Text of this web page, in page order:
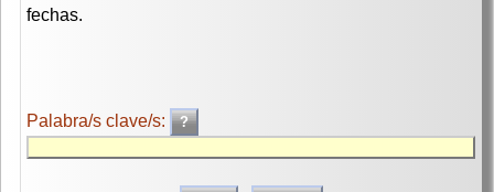
fechas.
Palabra/s clave/s: